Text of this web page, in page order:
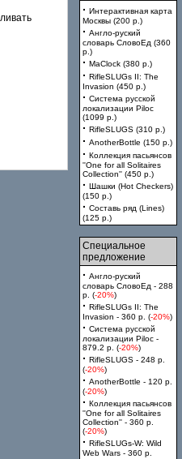
· Интерактивная карта
Москвы (200 p.)
· Англо-руский
словарь СловоЕд (360
p.)
· MaClock (380 p.)
· RifleSLUGs II: The
Invasion (450 p.)
· Система русской
локализации Piloc
(1099 p.)
· RifleSLUGS (310 p.)
· AnotherBottle (150 p.)
· Коллекция пасьянсов
''One for all Solitaires
Collection'' (450 p.)
· Шашки (Hot Checkers)
(150 p.)
· Составь ряд (Lines)
(125 p.)
Специальное
предложение
· Англо-руский
словарь СловоЕд - 288
p. (-20%)
· RifleSLUGs II: The
Invasion - 360 p. (-20%)
· Система русской
локализации Piloc -
879.2 p. (-20%)
· RifleSLUGS - 248 p.
(-20%)
· AnotherBottle - 120 p.
(-20%)
· Коллекция пасьянсов
''One for all Solitaires
Collection'' - 360 p.
(-20%)
· RifleSLUGs-W: Wild
Web Wars - 360 p.